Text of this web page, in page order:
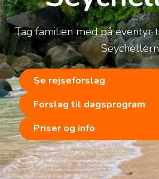
Tag familien med på eventyr
Se rejseforslag
Forslag til dagsprogram
Priser og info